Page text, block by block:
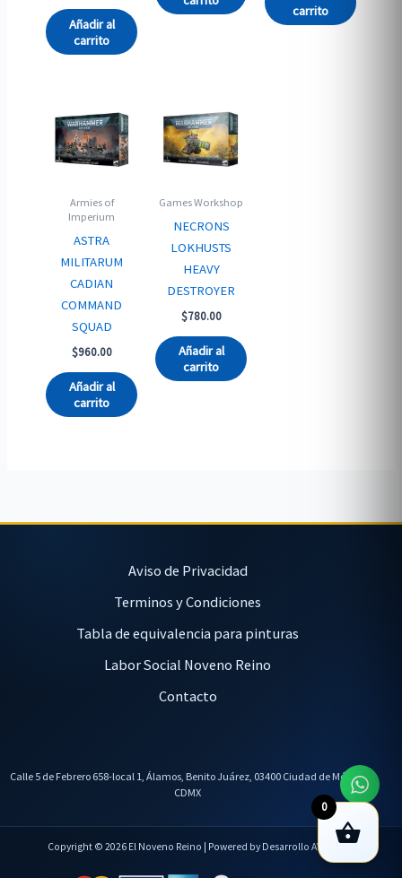
$1,203.00.
$1,170.00.
Añadir al
carrito
carrito
Armies of
Imperium
ASTRA
MILITARUM
CADIAN
COMMAND
SQUAD
$960.00
Añadir al
carrito
Games Workshop
NECRONS
LOKHUSTS
HEAVY
DESTROYER
$780.00
Añadir al
carrito
Aviso de Privacidad
Terminos y Condiciones
Tabla de equivalencia para pinturas
Labor Social Noveno Reino
Contacto
Calle 5 de Febrero 658-local 1, Álamos, Benito Juárez, 03400 Ciudad de México,
CDMX
Copyright © 2026 El Noveno Reino | Powered by Desarrollo AVL
0